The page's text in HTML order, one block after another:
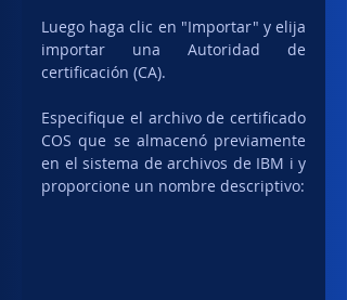
Luego haga clic en "Importar" y elija
importar una Autoridad de
certificación (CA).
Especifique el archivo de certificado
COS que se almacenó previamente
en el sistema de archivos de IBM i y
proporcione un nombre descriptivo: